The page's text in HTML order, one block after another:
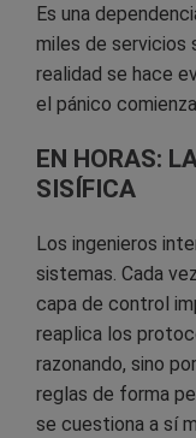
Es una
miles de servicios
realidad se hace
el pánico
EN HORAS:
SISÍFICA
Los ingenieros
sistemas. Cada
capa de control
reaplica los
razonando, sino
reglas de forma
se cuestiona a sí